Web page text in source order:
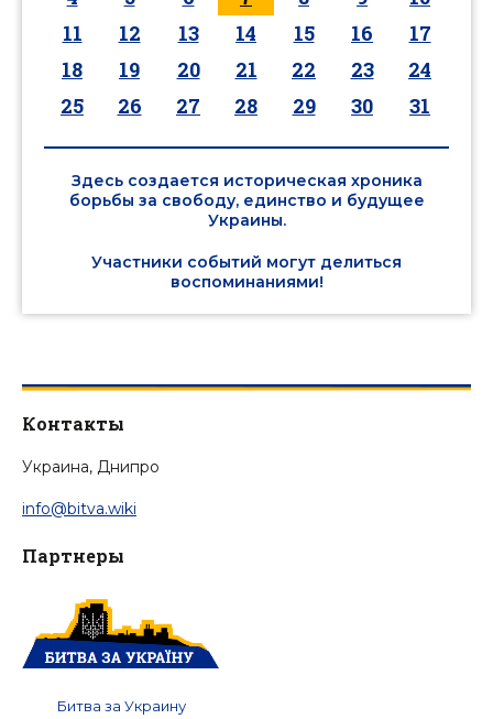
11
12 13 14 15 16
17
18
19 20 21 22 23
24
25
26 27 28 29 30 31
Здесь создается историческая хроника
борьбы за свободу, единство и будущее
Украины.
Участники событий могут делиться
воспоминаниями!
Контакты
Украина, Днипро
info@bitva.wiki
Партнеры
Битва за Украину